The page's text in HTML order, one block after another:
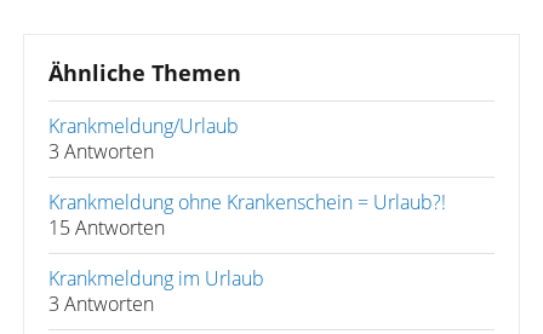
Ähnliche Themen
Krankmeldung/Urlaub
3 Antworten
Krankmeldung ohne Krankenschein = Urlaub?!
15 Antworten
Krankmeldung im Urlaub
3 Antworten